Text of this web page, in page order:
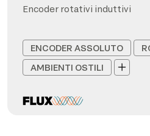
Encoder rotativi induttivi
ENCODER ASSOLUTO
AMBIENTI OSTILI